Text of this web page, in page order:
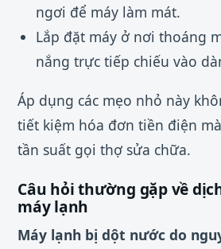
ngơi để máy làm mát.
Lắp đặt máy ở nơi thoáng
nắng trực tiếp chiếu vào
Áp dụng các mẹo nhỏ này
tiết kiệm hóa đơn tiền điện
tần suất gọi thợ sửa chữa.
Câu hỏi thường gặp về
máy lạnh
Máy lạnh bị dột nước do